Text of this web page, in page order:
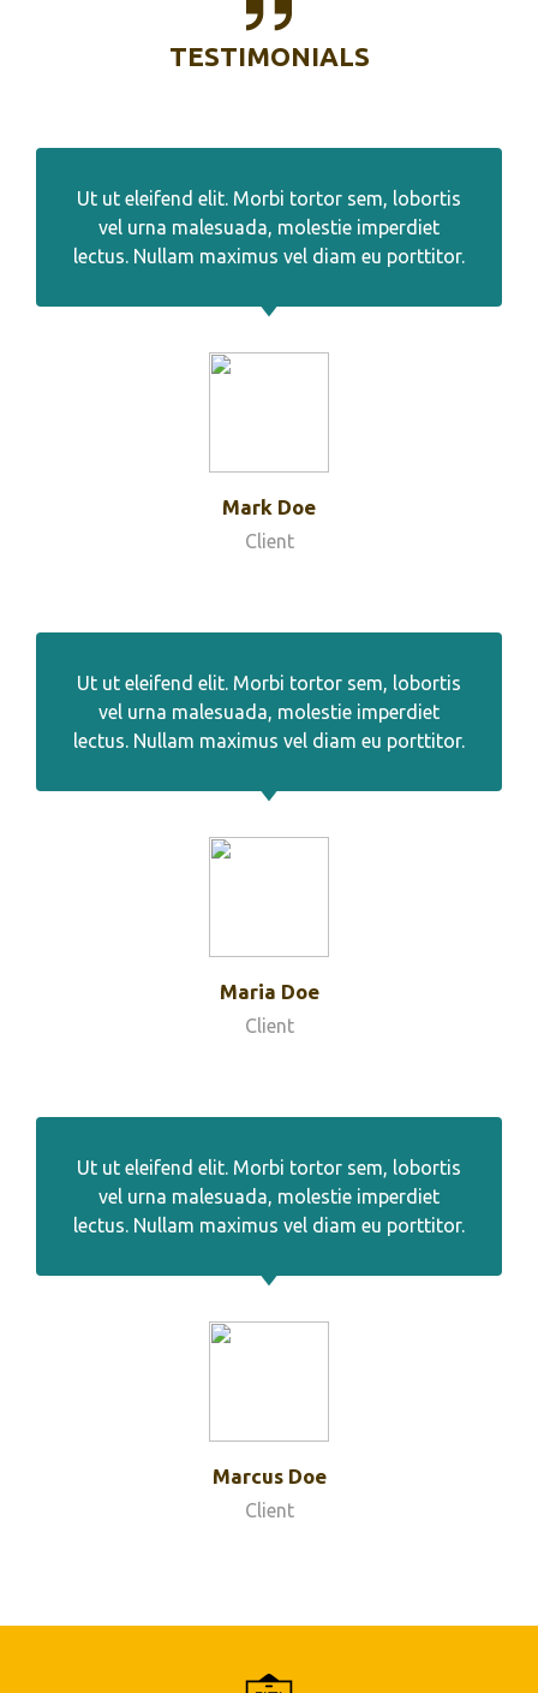
TESTIMONIALS
Ut ut eleifend elit. Morbi tortor sem, lobortis
vel urna malesuada, molestie imperdiet
lectus. Nullam maximus vel diam eu porttitor.
Mark Doe
Client
Ut ut eleifend elit. Morbi tortor sem, lobortis
vel urna malesuada, molestie imperdiet
lectus. Nullam maximus vel diam eu porttitor.
Maria Doe
Client
Ut ut eleifend elit. Morbi tortor sem, lobortis
vel urna malesuada, molestie imperdiet
lectus. Nullam maximus vel diam eu porttitor.
Marcus Doe
Client